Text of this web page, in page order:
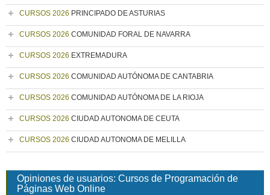
CURSOS 2026 PRINCIPADO DE ASTURIAS
CURSOS 2026 COMUNIDAD FORAL DE NAVARRA
CURSOS 2026 EXTREMADURA
CURSOS 2026 COMUNIDAD AUTÓNOMA DE CANTABRIA
CURSOS 2026 COMUNIDAD AUTÓNOMA DE LA RIOJA
CURSOS 2026 CIUDAD AUTONOMA DE CEUTA
CURSOS 2026 CIUDAD AUTONOMA DE MELILLA
Opiniones de usuarios: Cursos de Programación de
Páginas Web Online